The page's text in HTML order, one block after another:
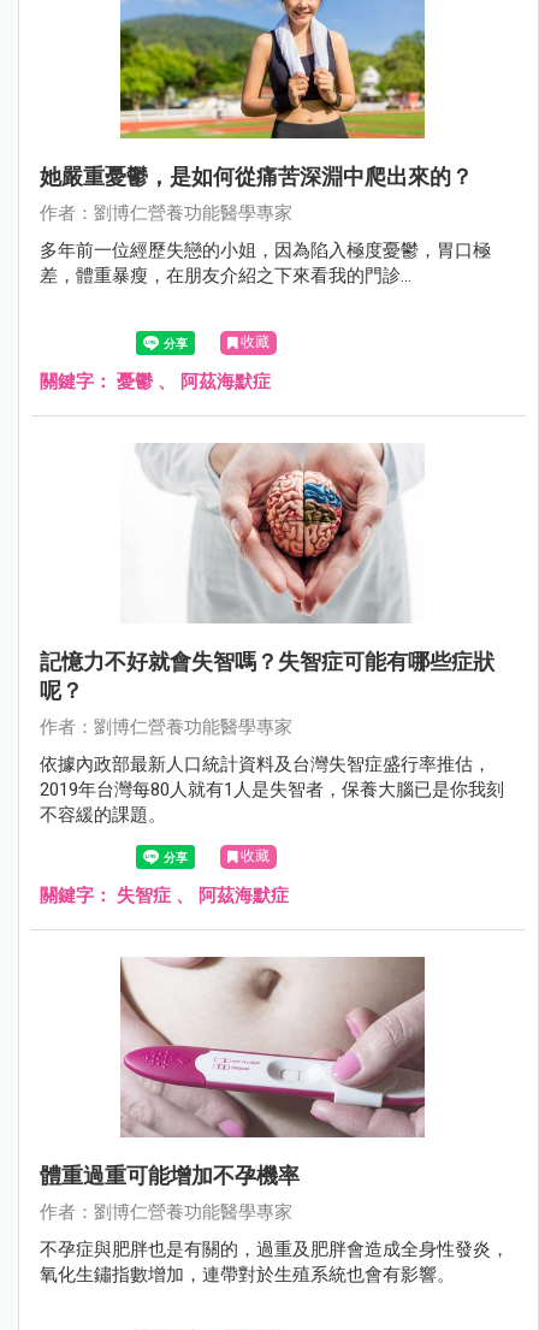
她嚴重憂鬱，是如何從痛苦深淵中爬出來的？
作者：劉博仁營養功能醫學專家
多年前一位經歷失戀的小姐，因為陷入極度憂鬱，胃口極
差，體重暴瘦，在朋友介紹之下來看我的門診...
收藏
關鍵字： 憂鬱 、 阿茲海默症
記憶力不好就會失智嗎？失智症可能有哪些症狀
呢？
作者：劉博仁營養功能醫學專家
依據內政部最新人口統計資料及台灣失智症盛行率推估，
2019年台灣每80人就有1人是失智者，保養大腦已是你我刻
不容緩的課題。
收藏
關鍵字： 失智症 、 阿茲海默症
體重過重可能增加不孕機率
作者：劉博仁營養功能醫學專家
不孕症與肥胖也是有關的，過重及肥胖會造成全身性發炎，
氧化生鏽指數增加，連帶對於生殖系統也會有影響。